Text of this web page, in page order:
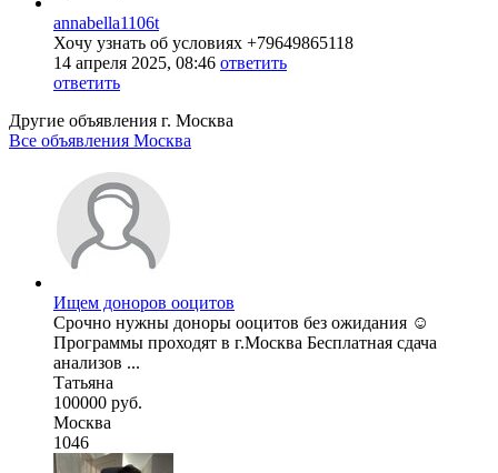
annabella1106t
Хочу узнать об условиях +79649865118
14 апреля 2025, 08:46 ответить
ответить
Другие объявления г. Москва
Все объявления Москва
Ищем доноров ооцитов
Срочно нужны доноры ооцитов без ожидания ☺️
Программы проходят в г.Москва Бесплатная сдача
анализов ...
Татьяна
100000 руб.
Москва
1046